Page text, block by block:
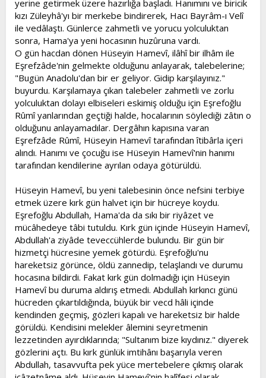
yerine getirmek üzere hazırlığa başladı. Hanımını ve biricik
kızı Züleyhâ'yı bir merkebe bindirerek, Hacı Bayrâm-ı Velî
ile vedâlaştı. Günlerce zahmetli ve yorucu yolculuktan
sonra, Hama'ya yeni hocasının huzûruna vardı.
O gün hacdan dönen Hüseyin Hamevî, ilâhî bir ilhâm ile
Eşrefzâde'nin gelmekte olduğunu anlayarak, talebelerine;
"Bugün Anadolu'dan bir er geliyor. Gidip karşılayınız."
buyurdu. Karşılamaya çıkan talebeler zahmetli ve zorlu
yolculuktan dolayı elbiseleri eskimiş olduğu için Eşrefoğlu
Rûmî yanlarından geçtiği halde, hocalarının söylediği zâtın o
olduğunu anlayamadılar. Dergâhın kapısına varan
Eşrefzâde Rûmî, Hüseyin Hamevî tarafından îtibârla içeri
alındı. Hanımı ve çocuğu ise Hüseyin Hamevî'nin hanımı
tarafından kendilerine ayrılan odaya götürüldü.
Hüseyin Hamevî, bu yeni talebesinin önce nefsini terbiye
etmek üzere kırk gün halvet için bir hücreye koydu.
Eşrefoğlu Abdullah, Hama'da da sıkı bir riyâzet ve
mücâhedeye tâbi tutuldu. Kırk gün içinde Hüseyin Hamevî,
Abdullah'a ziyâde teveccühlerde bulundu. Bir gün bir
hizmetçi hücresine yemek götürdü. Eşrefoğlu'nu
hareketsiz görünce, öldü zannedip, telaşlandı ve durumu
hocasına bildirdi. Fakat kırk gün dolmadığı için Hüseyin
Hamevî bu duruma aldırış etmedi. Abdullah kırkıncı günü
hücreden çıkartıldığında, büyük bir vecd hâli içinde
kendinden geçmiş, gözleri kapalı ve hareketsiz bir halde
görüldü. Kendisini melekler âlemini seyretmenin
lezzetinden ayırdıklarında; "Sultanım bize kıydınız." diyerek
gözlerini açtı. Bu kırk günlük imtihânı başarıyla veren
Abdullah, tasavvufta pek yüce mertebelere çıkmış olarak